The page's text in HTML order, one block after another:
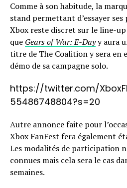
Comme à son habitude, la
stand permettant d’essayer
Xbox reste discret sur le line-
que Gears of War: E-Dayy aura
titre de The Coalition y sera en
démo de sa campagne solo.
https://twitter.com/
55486748804?s=20
Autre annonce faite pour
Xbox FanFest fera également
Les modalités de participation
connues mais cela sera le cas
semaines.